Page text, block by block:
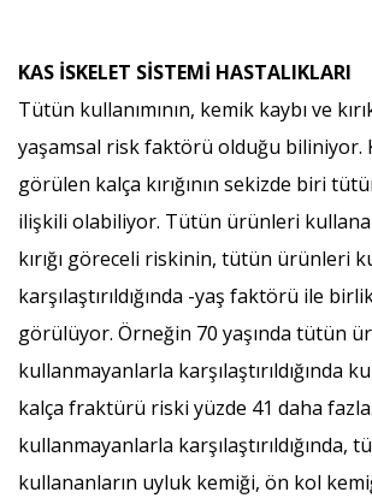
KAS İSKELET SİSTEMİ HASTALIKLARI
Tütün kullanımının, kemik kaybı ve
yaşamsal risk faktörü olduğu biliniyor.
görülen kalça kırığının sekizde biri
ilişkili olabiliyor. Tütün ürünleri
kırığı göreceli riskinin, tütün ürünleri
karşılaştırıldığında -yaş faktörü ile
görülüyor. Örneğin 70 yaşında tütün
kullanmayanlarla karşılaştırıldığında
kalça fraktürü riski yüzde 41 daha
kullanmayanlarla karşılaştırıldığında,
kullananların uyluk kemiği, ön kol